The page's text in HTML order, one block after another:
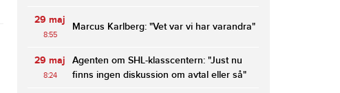
29 maj
8:55
Marcus Karlberg: "Vet var vi har varandra"
29 maj
8:24
Agenten om SHL-klasscentern: "Just nu
finns ingen diskussion om avtal eller så"